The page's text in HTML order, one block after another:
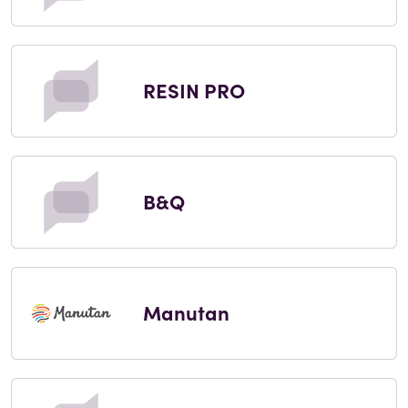
RESIN PRO
B&Q
Manutan